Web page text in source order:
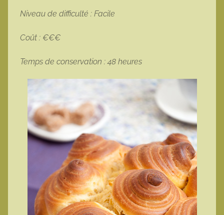
Niveau de difficulté : Facile
Coût : €€€
Temps de conservation : 48 heures